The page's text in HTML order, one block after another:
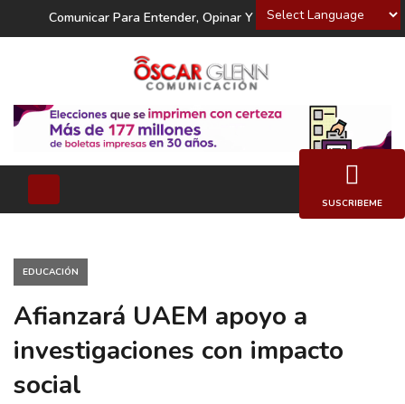
Powered by
Comunicar Para Entender, Opinar Y Decidir
EDUCACIÓN
Afianzará UAEM apoyo a
investigaciones con impacto
social
SUSCRIBEME